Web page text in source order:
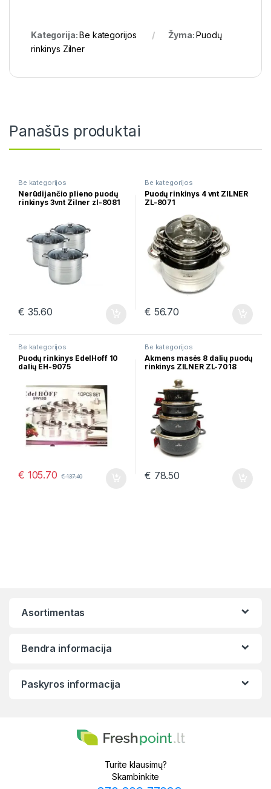
Kategorija:Be kategorijos Žyma:Puodų
rinkinys Zilner
Panašūs produktai
Be kategorijos
Nerūdijančio plieno puodų
rinkinys 3vnt Zilner zl-8081
€ 35.60
Be kategorijos
Puodų rinkinys 4 vnt ZILNER
ZL-8071
€ 56.70
Be kategorijos
Puodų rinkinys EdelHoff 10
dalių EH-9075
€ 105.70 €137.40
Be kategorijos
Akmens masės 8 dalių puodų
rinkinys ZILNER ZL-7018
€ 78.50
Asortimentas
Bendra informacija
Paskyros informacija
Turite klausimų?
Skambinkite